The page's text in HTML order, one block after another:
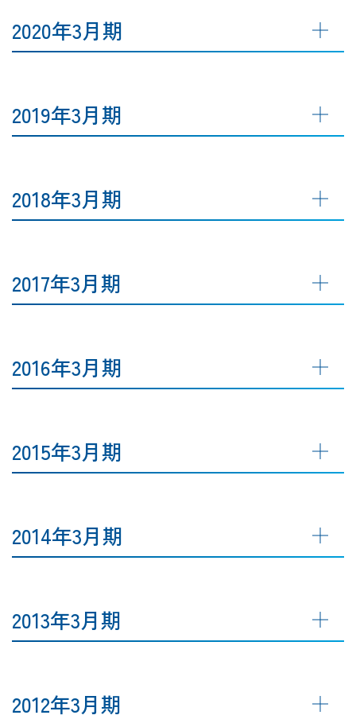
2020年3月期
2019年3月期
2018年3月期
2017年3月期
2016年3月期
2015年3月期
2014年3月期
2013年3月期
2012年3月期